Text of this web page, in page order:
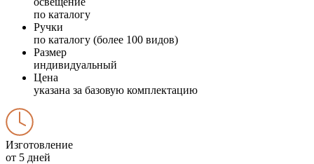
по каталогу
Ручки
по каталогу (более 100 видов)
Размер
индивидуальный
Цена
указана за базовую комплектацию
Изготовление
от 5 дней